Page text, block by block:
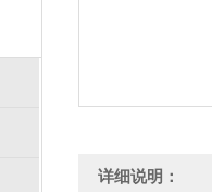
详细说明：